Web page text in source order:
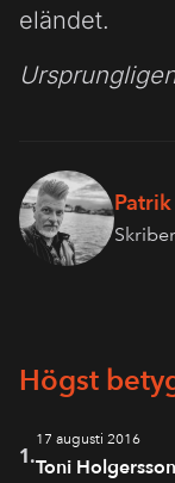
eländet.
Högst
1.
17 augusti 2016
Toni